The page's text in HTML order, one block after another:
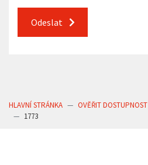
Odeslat
HLAVNÍ STRÁNKA OVĚŘIT DOSTUPNOST
1773